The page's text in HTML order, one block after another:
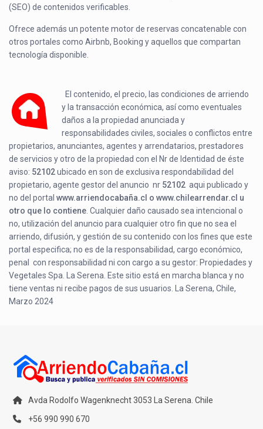
(SEO) de contenidos verificables.
Ofrece además un potente motor de reservas concatenable con
otros portales como Airbnb, Booking y aquellos que compartan
tecnología disponible.
El contenido, el precio, las condiciones de arriendo
y la transacción económica, así como eventuales
daños a la propiedad anunciada y
responsabilidades civiles, sociales o conflictos entre
propietarios, anunciantes, agentes y arrendatarios, prestadores
de servicios y otro de la propiedad con el Nr de Identidad de éste
aviso: 52102ubicado enson de exclusiva respondabilidad del
propietario, agente gestor del anuncio nr 52102 aqui publicado y
no del portalwww.arriendocabaña.cl o www.chilearrendar.cl u
otro que lo contiene . Cualquier daño causado sea intencional o
no, utilización del anuncio para cualquier otro fin que no sea el
arriendo, difusión, y gestión de su contenido con los fines que este
portal especifica; no es de la responsabilidad, cargo económico,
penal con responsabilidad ni con cargo a su gestor: Propiedades y
Vegetales Spa. La Serena. Este sitio está en marcha blanca y no
tiene ventas ni recibe pagos de sus usuarios. La Serena, Chile,
Marzo 2024
Avda Rodolfo Wagenknecht 3053 La Serena. Chile
+56 990 990 670